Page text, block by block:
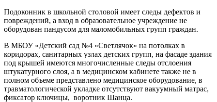
Подоконник в школьной столовой имеет следы дефектов и
повреждений, а вход в образовательное учреждение не
оборудован пандусом для маломобильных групп граждан.
В МБОУ «Детский сад №4 «Светлячок» на потолках в
коридорах, санитарных узлах детских групп, на фасаде здания
под крышей имеются многочисленные следы отслоения
штукатурного слоя, а в медицинском кабинете также не в
полном объеме представлено медицинское оборудование, в
травматологической укладке отсутствуют вакуумный матрас,
фиксатор ключицы, воротник Шанца.